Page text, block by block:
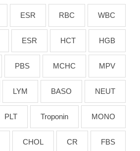
WBC
RBC
ESR
HGB
HCT
ESR
MPV
MCHC
PBS
NEUT
BASO
LYM
MONO
Troponin
PLT
FBS
CR
CHOL